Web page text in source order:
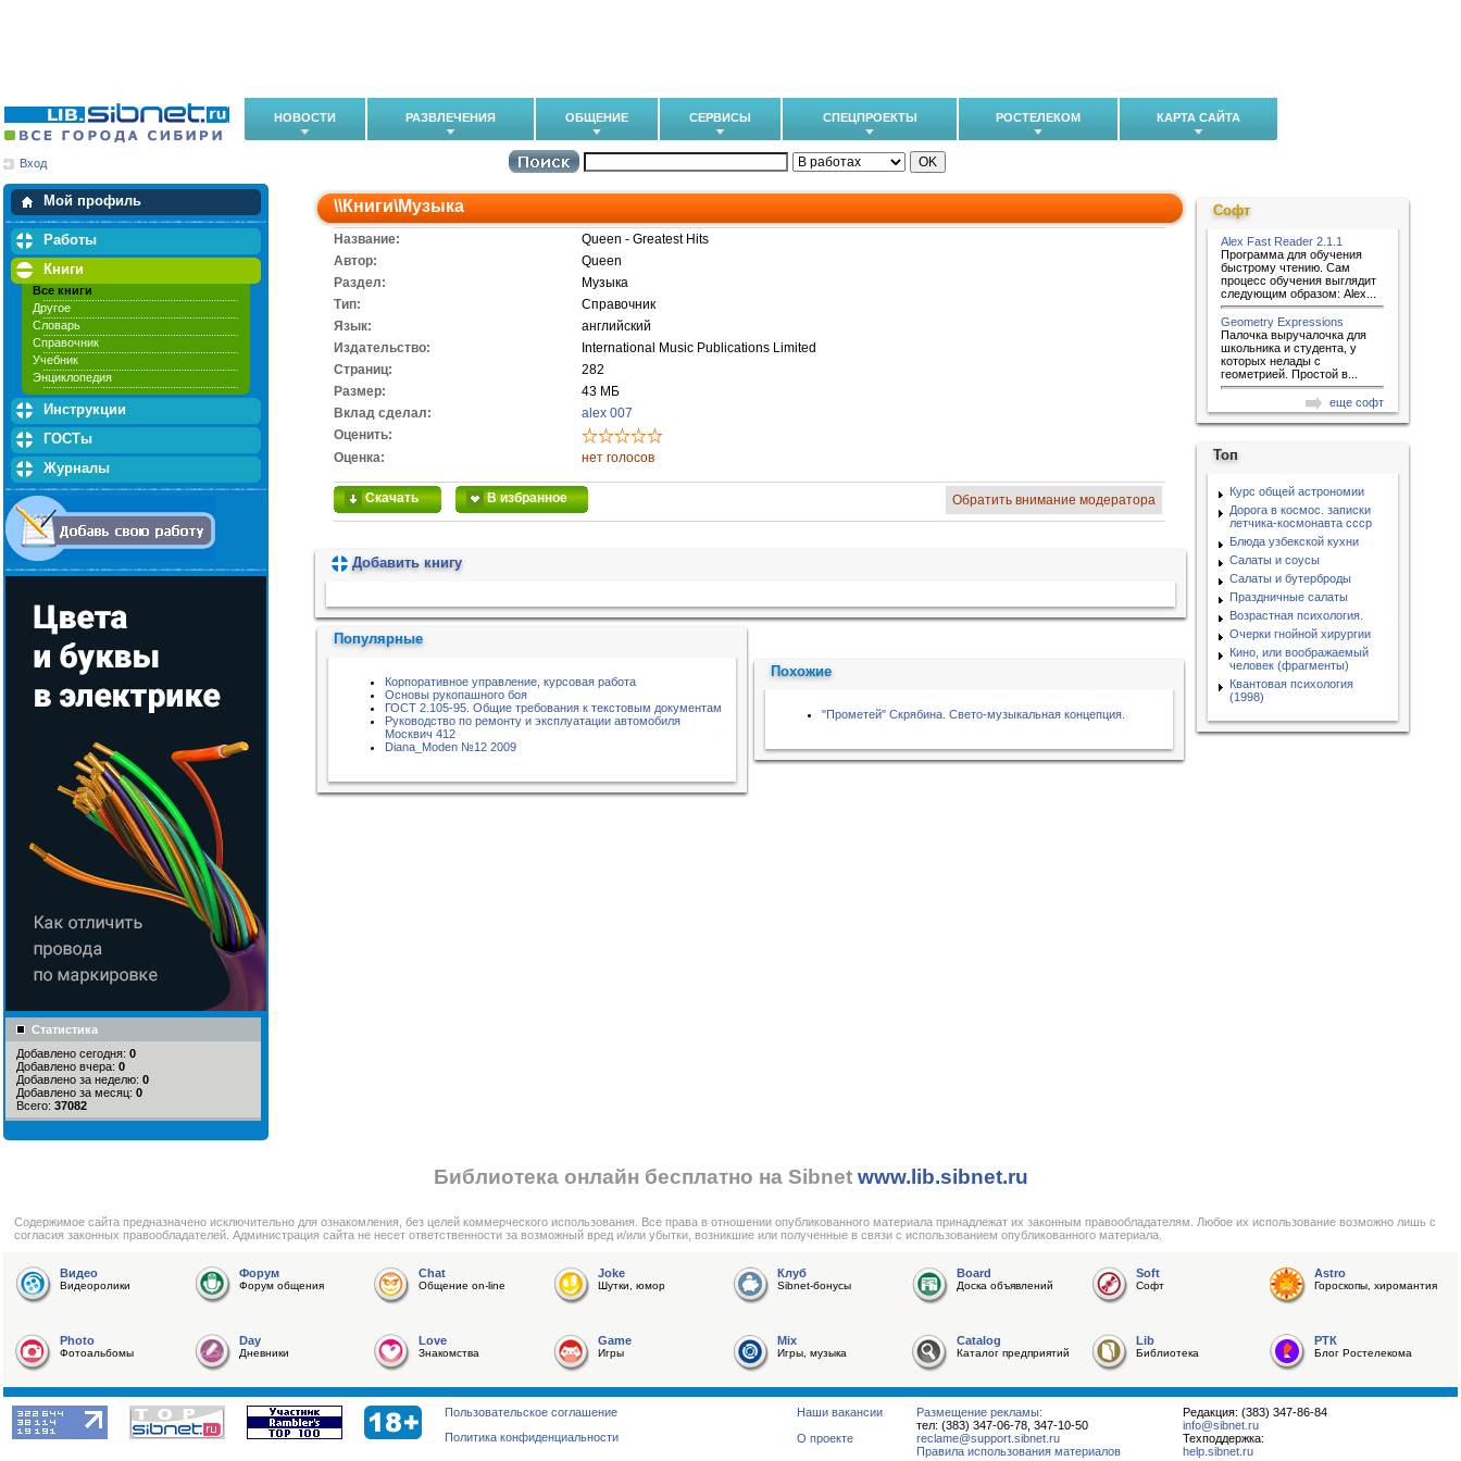
НОВОСТИ РАЗВЛЕЧЕНИЯ ОБЩЕНИЕ СЕРВИСЫ СПЕЦПРОЕКТЫ РОСТЕЛЕКОМ КАРТА САЙТА
Вход
Мой профиль
Мои закладки
Работы
Книги
Все книги
Другое
Словарь
Справочник
Учебник
Энциклопедия
Инструкции
ГОСТы
Журналы
Статистика
Добавлено сегодня: 0
Добавлено вчера: 0
Добавлено за неделю: 0
Добавлено за месяц: 0
Всего: 37082
\\Книги\Музыка
Название:
Queen - Greatest Hits
Автор:
Queen
Раздел:
Музыка
Тип:
Справочник
Язык:
английский
Издательство:
International Music Publications Limited
Cтраниц:
282
Размер:
43 МБ
Вклад сделал:
alex 007
Оценить:
Оценка:
нет голосов
Скачать В избранное Обратить внимание модератора
Добавить книгу
Популярные
Корпоративное управление, курсовая работа
Основы рукопашного боя
ГОСТ 2.105-95. Общие требования к текстовым документам
Руководство по ремонту и эксплуатации автомобиля
Москвич 412
Diana_Moden №12 2009
Похожие
"Прометей" Скрябина. Свето-музыкальная концепция.
Софт
Alex Fast Reader 2.1.1
Программа для обучения
быстрому чтению. Сам
процесс обучения выглядит
следующим образом: Alex...
Geometry Expressions
Палочка выручалочка для
школьника и студента, у
которых нелады с
геометрией. Простой в...
еще софт
Топ
Курс общей астрономии
Дорога в космос. записки
летчика-космонавта ссср
Блюда узбекской кухни
Салаты и соусы
Салаты и бутерброды
Праздничные салаты
Возрастная психология.
Очерки гнойной хирургии
Кино, или воображаемый
человек (фрагменты)
Квантовая психология
(1998)
Библиотека онлайн бесплатно на Sibnet www.lib.sibnet.ru
Cодержимое сайта предназначено исключительно для ознакомления, без целей коммерческого использования. Все права в отношении опубликованного материала принадлежат их законным правообладателям. Любое их использование возможно лишь с
согласия законных правообладателей. Администрация сайта не несет ответственности за возможный вред и/или убытки, возникшие или полученные в связи с использованием опубликованного материала.
Видео
Видеоролики
Форум
Форум общения
Chat
Общение on-line
Joke
Шутки, юмор
Клуб
Sibnet-бонусы
Board
Доска объявлений
Soft
Софт
Astro
Гороскопы, хиромантия
Photo
Фотоальбомы
Day
Дневники
Love
Знакомства
Game
Игры
Mix
Игры, музыка
Catalog
Каталог предприятий
Lib
Библиотека
РТК
Блог Ростелекома
Редакция: (383) 347-86-84
info@sibnet.ru
Техподдержка:
help.sibnet.ru
Размещение рекламы:
тел: (383) 347-06-78, 347-10-50
reclame@support.sibnet.ru
Правила использования материалов
Наши вакансии
О проекте
Пользовательское соглашение
Политика конфиденциальности